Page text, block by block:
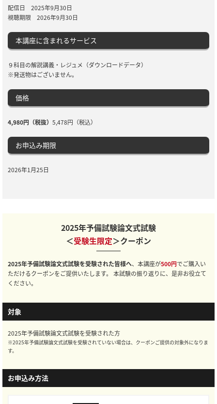
配信日 2025年9月30日
視聴期限 2026年9月30日
本講座に含まれるサービス
９科目の解説講義・レジュメ（ダウンロードデータ）
※発送物はございません。
価格
4,980円（税抜） 5,478円（税込）
お申込み期限
2026年1月25日
2025年予備試験論文式試験
＜受験生限定＞クーポン
2025年予備試験論文式試験を受験された皆様へ、本講座が500円でご購入い
ただけるクーポンをご提供いたします。 本試験の振り返りに、是非お役立て
ください。
対象
2025年予備試験論文式試験を受験された方
※2025年予備試験論文式試験を受験されていない場合は、クーポンご提供の対象外になりま
す。
お申込み方法